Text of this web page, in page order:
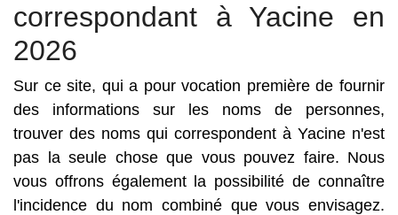
correspondant à Yacine en
2026
Sur ce site, qui a pour vocation première de fournir
des informations sur les noms de personnes,
trouver des noms qui correspondent à Yacine n'est
pas la seule chose que vous pouvez faire. Nous
vous offrons également la possibilité de connaître
l'incidence du nom combiné que vous envisagez.